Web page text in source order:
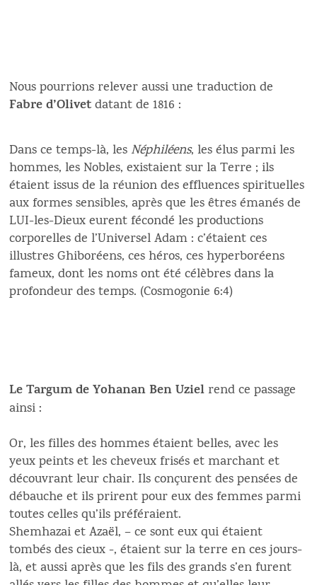
Nous pourrions relever aussi une traduction de
Fabre d’Olivetdatant de 1816 :
Dans ce temps-là, les Néphiléens, les élus parmi les
hommes, les Nobles, existaient sur la Terre ; ils
étaient issus de la réunion des effluences spirituelles
aux formes sensibles, après que les êtres émanés de
LUI-les-Dieux eurent fécondé les productions
corporelles de l’Universel Adam : c’étaient ces
illustres Ghiboréens, ces héros, ces hyperboréens
fameux, dont les noms ont été célèbres dans la
profondeur des temps. (Cosmogonie 6:4)
Le Targum de Yohanan Ben Uzielrend ce passage
ainsi :
Or, les filles des hommes étaient belles, avec les
yeux peints et les cheveux frisés et marchant et
découvrant leur chair. Ils conçurent des pensées de
débauche et ils prirent pour eux des femmes parmi
toutes celles qu’ils préféraient.
Shemhazai et Azaël, – ce sont eux qui étaient
tombés des cieux -, étaient sur la terre en ces jours-
là, et aussi après que les fils des grands s’en furent